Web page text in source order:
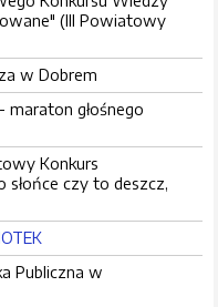
(III Powiatowy
w Dobrem
maraton głośnego
Konkurs
słońce czy to deszcz,
Publiczna w